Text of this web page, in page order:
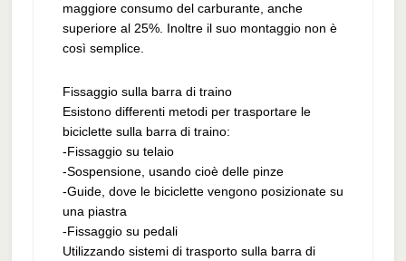
maggiore consumo del carburante, anche
superiore al 25%. Inoltre il suo montaggio non è
così semplice.
Fissaggio sulla barra di traino
Esistono differenti metodi per trasportare le
biciclette sulla barra di traino:
-Fissaggio su telaio
-Sospensione, usando cioè delle pinze
-Guide, dove le biciclette vengono posizionate su
una piastra
-Fissaggio su pedali
Utilizzando sistemi di trasporto sulla barra di